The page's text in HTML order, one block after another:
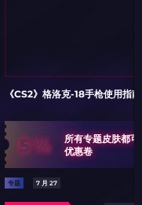
《CS2》格洛克-18手枪使用指
5%
所有专题皮肤都
优惠卷
专题 7 月 27